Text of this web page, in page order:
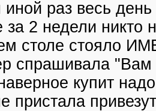
раз весь день
2 недели
столе стояло
спрашивала
купит
пристала